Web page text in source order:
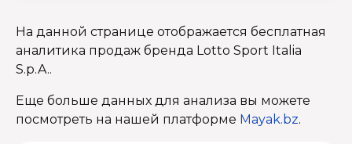
На данной странице отображается бесплатная
аналитика продаж бренда Lotto Sport Italia
S.p.A..
Еще больше данных для анализа вы можете
посмотреть на нашей платформе Mayak.bz.